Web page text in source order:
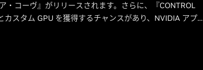
・コーヴ』がリリースされます。さらに、『CONTROL
スタム GPU を獲得するチャンスがあり、NVIDIA アプリ